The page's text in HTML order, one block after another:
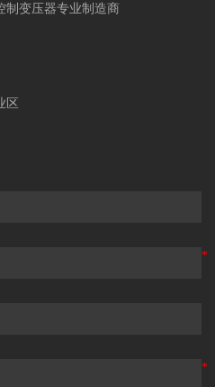
制变压器专业制造商
区
*
*